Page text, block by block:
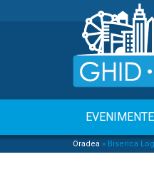
EVENIMENTE
Oradea » Biserica